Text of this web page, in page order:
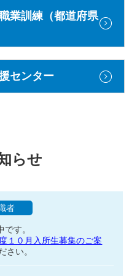
業訓練（都道府県
センター
らせ
者
す。
１０月入所生募集のご案
さい。